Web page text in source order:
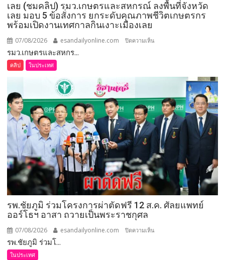
แห่ง
การ
เลย (ชมคลิป) รมว.เกษตรและสหกรณ์ ลงพื้นที่จังหวัด
เลย มอบ 5 ข้อสั่งการ ยกระดับคุณภาพชีวิตเกษตรกร
พร้อมเปิดงานเทศกาลกินเงาะเมืองเลย
07/08/2026 esandailyonline.com ปิดความเห็น
สหกรณ์
ลงพื้น
ที่
จังหวัด
เลย
มอบ
5
สั่ง
การ
รมว.เกษตรและสหกร...
คลิป ในประเทศ
รพ.ชัยภูมิ ร่วมโครงการผ่าตัดฟรี 12 ส.ค. ศัลยแพทย์
ออร์โธฯ อาสา ถวายเป็นพระราชกุศล
07/08/2026 esandailyonline.com ปิดความเห็น
รพ.ชัยภูมิ ร่วมโ...
ในประเทศ